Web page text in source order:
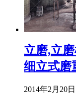
立磨,立
细立式磨
2014年2月20